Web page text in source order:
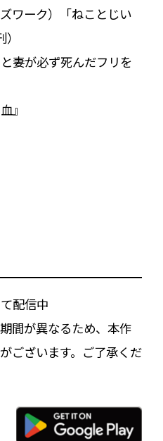
ワーク）「ねことじい
妻が必ず死んだフリを
』
配信中
間が異なるため、本作
ございます。ご了承くだ